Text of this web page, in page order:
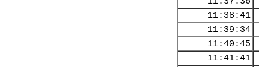
11:38:41
11:39:34
11:40:45
11:41:41